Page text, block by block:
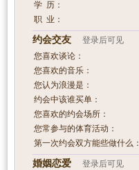
学 历：
职 业：
约会交友 登录后可见
您喜欢谈论：
您喜欢的音乐：
您认为浪漫是：
约会中该谁买单：
您喜欢的约会场所：
您常参与的体育活动：
第一次约会双方能些做什么：
婚姻恋爱 登录后可见